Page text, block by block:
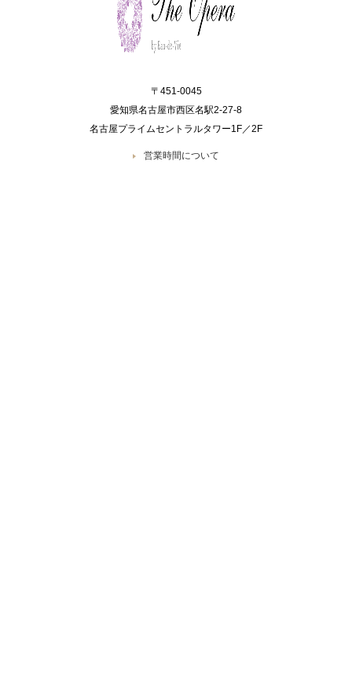
〒451-0045
愛知県名古屋市西区名駅2-27-8
名古屋プライムセントラルタワー1F／2F
営業時間について